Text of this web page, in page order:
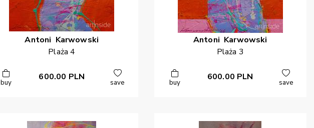
Antoni Karwowski
Plaża 4
buy
600.00 PLN
save
Antoni Karwowski
Plaża 3
buy
600.00 PLN
save